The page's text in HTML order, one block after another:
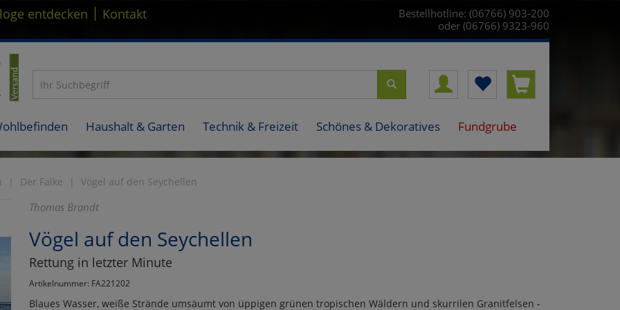
entdecken | Kontakt
Bestellhotline: (06766) 903-200
oder (06766) 9323-960
Haushalt & Garten Technik & Freizeit Schönes & Dekoratives Fundgrube
Der Falke Vögel auf den Seychellen
Thomas Brandt
Vögel auf den Seychellen
Rettung in letzter Minute
Artikelnummer: FA221202
Blaues Wasser, weiße Strände umsäumt von üppigen grünen tropischen Wäldern und skurrilen Granitfelsen -